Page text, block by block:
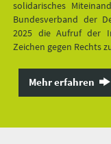
solidarisches
Bundesverband der
2025 die Aufruf der
Zeichen gegen Rechts
Mehr erfahren